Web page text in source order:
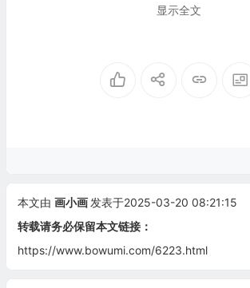
显示全文
本文由 画小画 发表于2025-03-20 08:21:15
转载请务必保留本文链接：
https://www.bowumi.com/6223.html